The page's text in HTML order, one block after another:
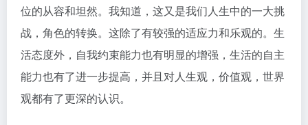
位的从容和坦然。我知道，这又是我们人生中的一大挑
战，角色的转换。这除了有较强的适应力和乐观的。生
活态度外，自我约束能力也有明显的增强，生活的自主
能力也有了进一步提高，并且对人生观，价值观，世界
观都有了更深的认识。